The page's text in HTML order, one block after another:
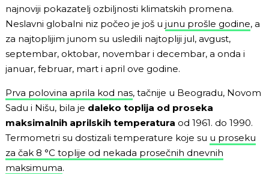
najnoviji pokazatelj ozbiljnosti klimatskih promena.
Neslavni globalni niz počeo je još u junu prošle godine, a
za najtoplijim junom su usledili najtopliji jul, avgust,
septembar, oktobar, novembar i decembar, a onda i
januar, februar, mart i april ove godine.
Prva polovina aprila kod nas, tačnije u Beogradu, Novom
Sadu i Nišu, bila je daleko toplija od proseka
maksimalnih aprilskih temperatura od 1961. do 1990.
Termometri su dostizali temperature koje su u proseku
za čak 8 °C toplije od nekada prosečnih dnevnih
maksimuma.